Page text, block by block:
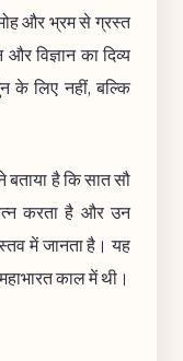
और भ्रम से ग्रस्त
और विज्ञान का दिव्य
के लिए नहीं, बल्कि
बताया है कि सात सौ
करता है और उन
में जानता है। यह
काल में थी।